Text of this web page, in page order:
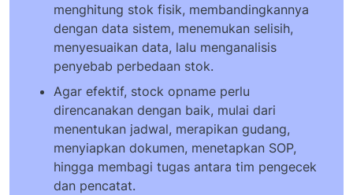
menghitung stok fisik, membandingkannya
dengan data sistem, menemukan selisih,
menyesuaikan data, lalu menganalisis
penyebab perbedaan stok.
Agar efektif, stock opname perlu
direncanakan dengan baik, mulai dari
menentukan jadwal, merapikan gudang,
menyiapkan dokumen, menetapkan SOP,
hingga membagi tugas antara tim pengecek
dan pencatat.